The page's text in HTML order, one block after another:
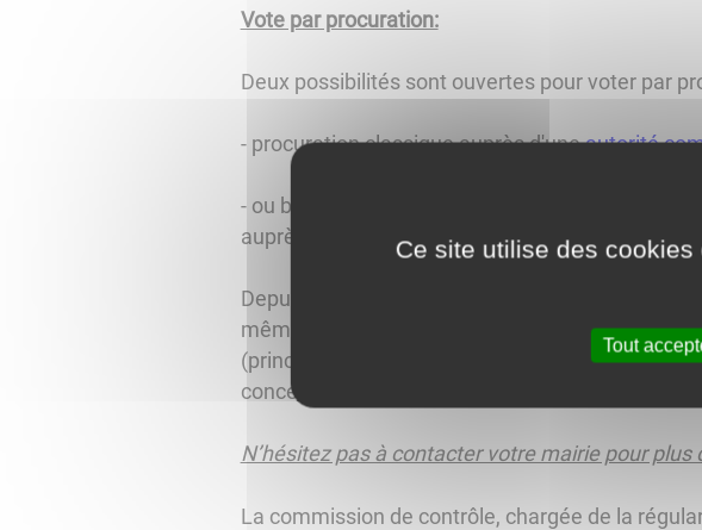
Vote par procuration:
Deux possibilités sont ouvertes pour voter par
- procuration classique auprès d'uneautorité
- ou bien procuration en ligne sur le site
auprès d'une autorité compétente après la
Depuis le 1er janvier 2022, vous pouvez
même liste électorale que vous, sous réserve
(principale ou complémentaire). Le mandataire
concernée et devra se rendre dans la
N’hésitez pas à contacter votre mairie pour plus
La commission de contrôle, chargée de la
Ce site utilise des
Tout